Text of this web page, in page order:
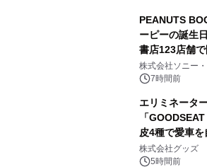
PEANUTS
ーピーの誕生
書店123店舗で
株式会社ソニー
7時間前
エリミネータ
「
皮4種で愛車を
株式会社グッズ
5時間前